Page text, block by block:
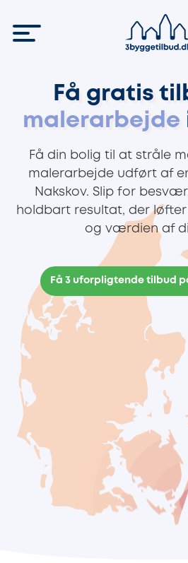
Få gratis
malerarbejde
Få din bolig til at stråle
malerarbejde udført af
Nakskov. Slip for
holdbart resultat, der
og værdien af
Få 3 uforpligtende tilbud